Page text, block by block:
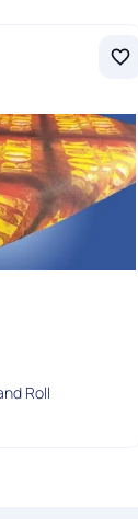
Roll